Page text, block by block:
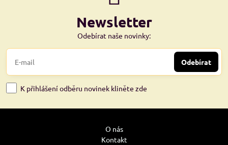
Newsletter
Odebírat naše novinky:
Odebírat
K přihlášení odběru novinek kliněte zde
O nás
Kontakt